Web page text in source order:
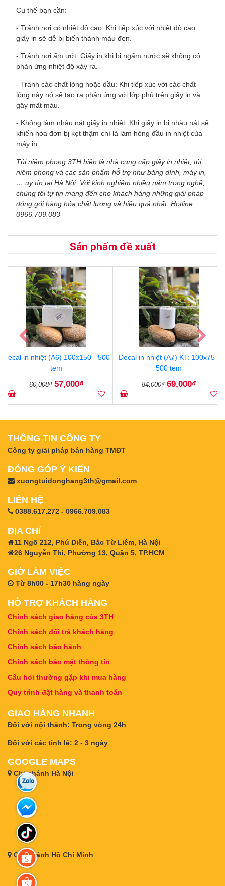
Cụ thể bạn cần:
- Tránh nơi có nhiệt độ cao: Khi tiếp xúc với nhiệt độ cao
giấy in sẽ dễ bị biến thành màu đen.
- Tránh nơi ẩm ướt: Giấy in khi bị ngấm nước sẽ không có
phản ứng nhiệt độ xảy ra.
- Tránh các chất lỏng hoặc dầu: Khi tiếp xúc với các chất
lỏng này nó sẽ tạo ra phản ứng với lớp phủ trên giấy in và
gây mất màu.
- Không làm nhàu nát giấy in nhiệt: Khi giấy in bị nhàu nát sẽ
khiến hóa đơn bị kẹt thậm chí là làm hỏng đầu in nhiệt của
máy in.
Túi niêm phong 3TH hiện là nhà cung cấp giấy in nhiệt, túi
niêm phong và các sản phẩm hỗ trợ như băng dính, máy in,
… uy tín tại Hà Nội. Với kinh nghiệm nhiều năm trong nghề,
chúng tôi tự tin mang đến cho khách hàng những giải pháp
đóng gói hàng hóa chất lượng và hiệu quả nhất. Hotline
0966.709.083
Sản phẩm đề xuất
Decal in nhiệt (A6) 100x150 - 500
tem
60,008₫ 57,000₫
Decal in nhiệt (A7) KT: 100x75 -
500 tem
84,000₫ 69,000₫
Previous
THÔNG TIN CÔNG TY
Công ty giải pháp bán hàng TMĐT
ĐÓNG GÓP Ý KIẾN
xuongtuidonghang3th@gmail.com
LIÊN HỆ
0388.617.272 - 0966.709.083
ĐỊA CHỈ
11 Ngõ 212, Phú Diễn, Bắc Từ Liêm, Hà Nội
26 Nguyễn Thi, Phường 13, Quận 5, TP.HCM
GIỜ LÀM VIỆC
Từ 8h00 - 17h30 hàng ngày
HỖ TRỢ KHÁCH HÀNG
Chính sách giao hàng của 3TH
Chính sách đổi trả khách hàng
Chính sách bảo hành
Chính sách bảo mật thông tin
Câu hỏi thường gặp khi mua hàng
Quy trình đặt hàng và thanh toán
GIAO HÀNG NHANH
Đối với nội thành: Trong vòng 24h
Đối với các tỉnh lẻ: 2 - 3 ngày
GOOGLE MAPS
Chi nhánh Hà Nội
Chi nhánh Hồ Chí Minh